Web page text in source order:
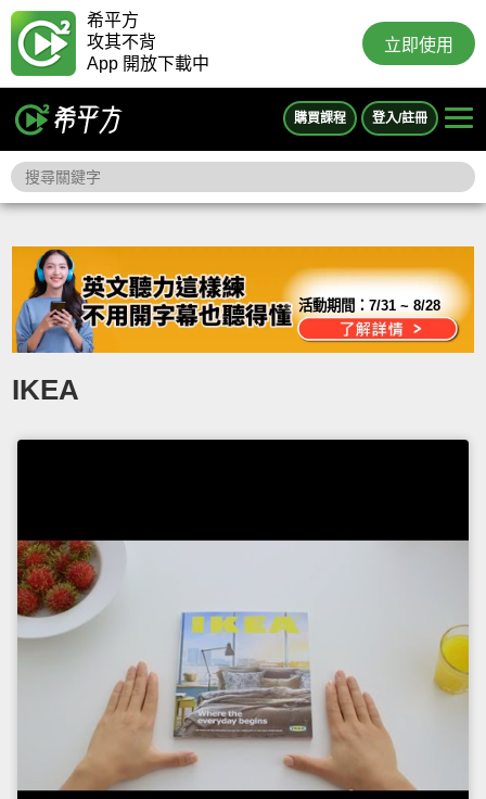
希平方
攻其不背
App 開放下載中
立即使用
購買課程 登入/註冊
活動期間：7/31 ~ 8/28
IKEA